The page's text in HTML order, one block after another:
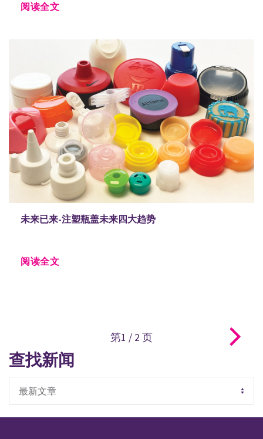
阅读全文
未来已来-注塑瓶盖未来四大趋势
阅读全文
第1 / 2 页
查找新闻